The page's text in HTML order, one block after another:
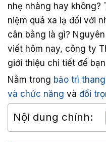
nhẹ nhàng hay không?
niệm quá xa lạ đối với
cân bằng là gì?
viết hôm nay, công ty
giới thiệu chi tiết để
Nằm trong bảo trì
và chức năng và đối
Nội dung chính: